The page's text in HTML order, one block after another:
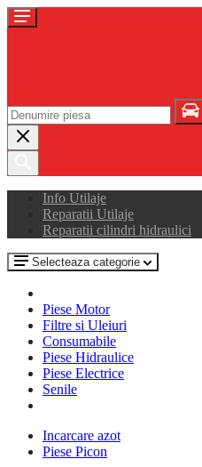
Info Utilaje
Reparatii Utilaje
Reparatii cilindri hidraulici
Selecteaza categorie
Piese Motor
Filtre si Uleiuri
Consumabile
Piese Hidraulice
Piese Electrice
Senile
Incarcare azot
Piese Picon